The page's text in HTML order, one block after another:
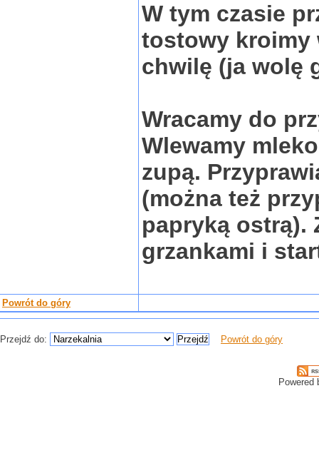
W tym czasie
tostowy kroimy
chwilę (ja wolę
Wracamy do
Wlewamy
zupą.
(można też
papryką ostrą).
grzankami i
Powrót do góry
Przejdź do: Powrót do góry
Powered